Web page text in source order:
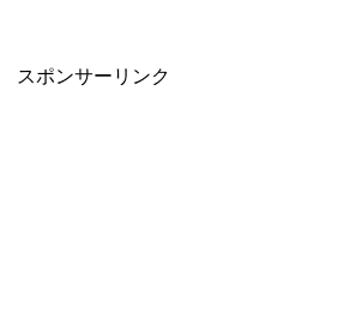
スポンサーリンク